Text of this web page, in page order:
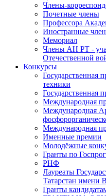
Члены-
Почетные члены
Профессора
Иностранные
Мемориал
Члены АН РТ -
Отечественной
Конкурсы
Государственная
техники
Государственная
Международная
Международная
Международная
Именные премии
Молодёжные
Гранты по
РНФ
Лауреаты
Татарстан имени
Гранты